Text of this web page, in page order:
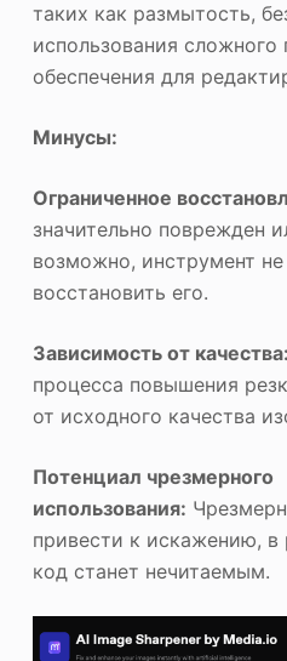
таких как размытость,
использования сложного
обеспечения для
Минусы:
Ограниченное
значительно поврежден
возможно, инструмент
восстановить его.
Зависимость от качества:
процесса повышения
от исходного качества
Потенциал чрезмерного
использования:
привести к искажению, в
код станет нечитаемым.